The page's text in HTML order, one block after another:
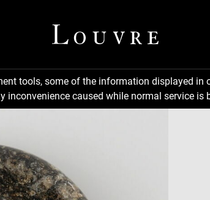
tools, some of the information displayed
caused while normal service is